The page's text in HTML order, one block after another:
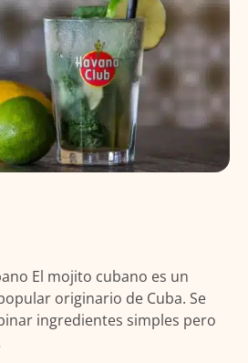
El mojito cubano es un
originario de Cuba. Se
ingredientes simples pero